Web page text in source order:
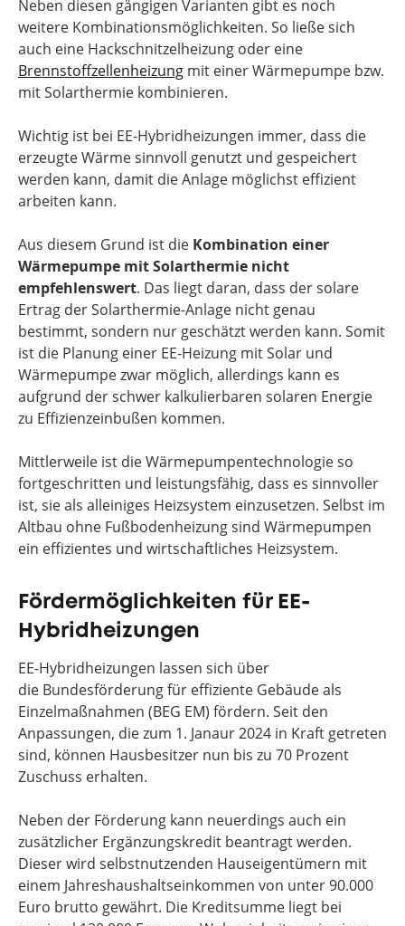
Neben diesen gängigen Varianten gibt es noch
weitere Kombinationsmöglichkeiten. So ließe sich
auch eine Hackschnitzelheizung oder eine
Brennstoffzellenheizung mit einer Wärmepumpe bzw.
mit Solarthermie kombinieren.
Wichtig ist bei EE-Hybridheizungen immer, dass die
erzeugte Wärme sinnvoll genutzt und gespeichert
werden kann, damit die Anlage möglichst effizient
arbeiten kann.
Aus diesem Grund ist die Kombination einer
Wärmepumpe mit Solarthermie nicht
empfehlenswert. Das liegt daran, dass der solare
Ertrag der Solarthermie-Anlage nicht genau
bestimmt, sondern nur geschätzt werden kann. Somit
ist die Planung einer EE-Heizung mit Solar und
Wärmepumpe zwar möglich, allerdings kann es
aufgrund der schwer kalkulierbaren solaren Energie
zu Effizienzeinbußen kommen.
Mittlerweile ist die Wärmepumpentechnologie so
fortgeschritten und leistungsfähig, dass es sinnvoller
ist, sie als alleiniges Heizsystem einzusetzen. Selbst im
Altbau ohne Fußbodenheizung sind Wärmepumpen
ein effizientes und wirtschaftliches Heizsystem.
Fördermöglichkeiten für EE-
Hybridheizungen
EE-Hybridheizungen lassen sich über
die Bundesförderung für effiziente Gebäude als
Einzelmaßnahmen (BEG EM) fördern. Seit den
Anpassungen, die zum 1. Janaur 2024 in Kraft getreten
sind, können Hausbesitzer nun bis zu 70 Prozent
Zuschuss erhalten.
Neben der Förderung kann neuerdings auch ein
zusätzlicher Ergänzungskredit beantragt werden.
Dieser wird selbstnutzenden Hauseigentümern mit
einem Jahreshaushaltseinkommen von unter 90.000
Euro brutto gewährt. Die Kreditsumme liegt bei